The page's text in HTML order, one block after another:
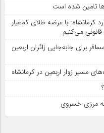
تامین شده است
۱۸ عیار؟/استاندارد کرمانشاه: با عرضه طلای کم‌عیار
می‌کنیم
برای جابه‌جایی زائران اربعین
مرزی خسروی